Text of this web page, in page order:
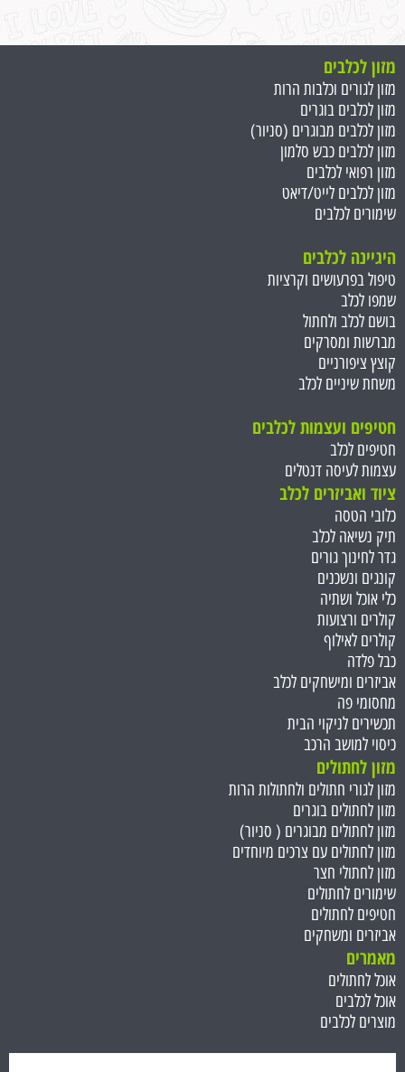
מזון לכלבים
מזון לגורים וכלבות הרות
מזון לכלבים בוגרים
מזון לכלבים מבוגרים (סניור)
מזון לכלבים כבש סלמון
מזון רפואי לכלבים
מזון לכלבים לייט/דיאט
שימורים לכלבים
היגיינה לכלבים
טיפול בפרעושים וקרציות
שמפו לכלב
בושם לכלב ולחתול
מברשות ומסרקים
קוצץ ציפורניים
משחת שיניים לכלב
חטיפים ועצמות לכלבים
חטיפים לכלב
עצמות לעיסה דנטלים
ציוד ואביזרים לכלב
כלובי הטסה
תיק נשיאה לכלב
גדר לחינוך גורים
קונגים ונשכנים
כלי אוכל ושתיה
קולרים ורצועות
קולרים לאילוף
כבל פלדה
אביזרים ומישחקים לכלב
מחסומי פה
תכשירים לניקוי הבית
כיסוי למושב הרכב
מזון לחתולים
מזון לגורי חתולים ולחתולות הרות
מזון לחתולים בוגרים
מזון לחתולים מבוגרים ( סניור)
מזון לחתולים עם צרכים מיוחדים
מזון לחתולי חצר
שימורים לחתולים
חטיפים לחתולים
אביזרים ומשחקים
מאמרים
אוכל לחתולים
אוכל לכלבים
מוצרים לכלבים